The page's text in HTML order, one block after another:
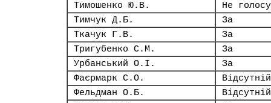
Тимошенко Ю.В.
Не
Тимчук Д.Б.
За
Ткачук Г.В.
За
Тригубенко С.М.
За
Урбанський О.І.
За
Фаєрмарк С.О.
Відсутній
Фельдман О.Б.
Відсутній